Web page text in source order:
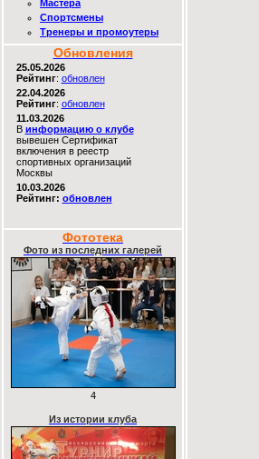
Мастера
Спортсмены
Тренеры и промоутеры
Обновления
25.05.2026
Рейтинг: обновлен
22.04.2026
Рейтинг: обновлен
11.03.2026
В информацию о клубе
вывешен Сертификат
включения в реестр
спортивных организаций
Москвы
10.03.2026
Рейтинг: обновлен
Фототека
Фото из последних галерей
4
Из истории клуба